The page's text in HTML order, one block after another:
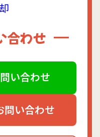
合わせ
い合わせ
問い合わせ